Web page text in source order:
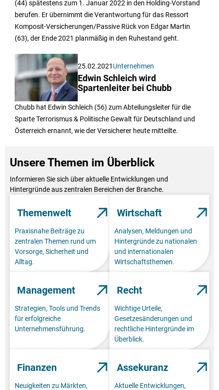
(44) spätestens zum 1. Januar 2022 in den Holding-Vorstand
berufen. Er übernimmt die Verantwortung für das Ressort
Komposit-Versicherungen/Passive Rück von Edgar Martin
(63), der Ende 2021 planmäßig in den Ruhestand geht.
25.02.2021 Unternehmen
Edwin Schleich wird
Spartenleiter bei Chubb
Chubb hat Edwin Schleich (56) zum Abteilungsleiter für die
Sparte Terrorismus & Politische Gewalt für Deutschland und
Österreich ernannt, wie der Versicherer heute mitteilte.
Unsere Themen im Überblick
Informieren Sie sich über aktuelle Entwicklungen und
Hintergründe aus zentralen Bereichen der Branche.
Themenwelt
Praxisnahe Beiträge zu
zentralen Themen rund um
Vorsorge, Sicherheit und
Alltag.
Wirtschaft
Analysen, Meldungen und
Hintergründe zu nationalen
und internationalen
Wirtschaftsthemen.
Management
Strategien, Tools und Trends
für erfolgreiche
Unternehmensführung.
Recht
Wichtige Urteile,
Gesetzesänderungen und
rechtliche Hintergründe im
Überblick.
Finanzen
Neuigkeiten zu Märkten,
Assekuranz
Aktuelle Entwicklungen,